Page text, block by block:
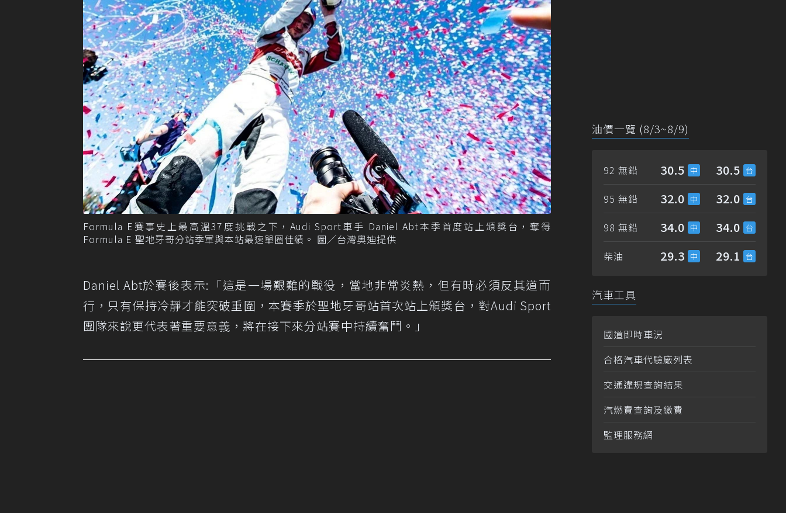
Formula E賽事史上最高溫37度挑戰之下，Audi Sport車手 Daniel Abt本季首度站上頒獎台，奪得
Formula E 聖地牙哥分站季軍與本站最速單圈佳績。 圖／台灣奧迪提供
Daniel Abt於賽後表示:「這是一場艱難的戰役，當地非常炎熱，但有時必須反其道而
行，只有保持冷靜才能突破重圍，本賽季於聖地牙哥站首次站上頒獎台，對Audi Sport
團隊來說更代表著重要意義，將在接下來分站賽中持續奮鬥。」
油價一覽 (8/3~8/9)
92 無鉛 30.5 30.5
95 無鉛 32.0 32.0
98 無鉛 34.0 34.0
柴油 29.3 29.1
汽車工具
國道即時車況
合格汽車代驗廠列表
交通違規查詢結果
汽燃費查詢及繳費
監理服務網